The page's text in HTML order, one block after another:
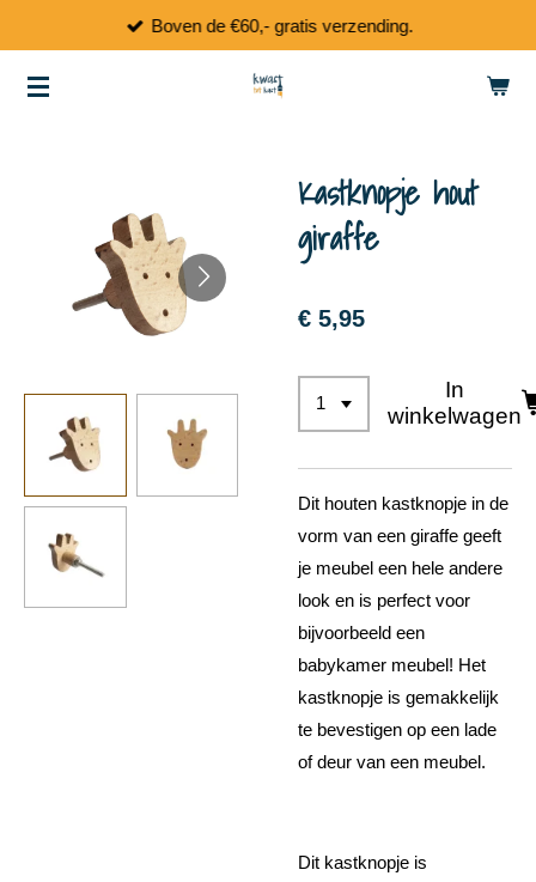
naar
Boven de €60,- gratis verzending.
Kastknopje hout
giraffe
€ 5,95
In
winkelwagen
Dit houten kastknopje in de
vorm van een giraffe geeft
je meubel een hele andere
look en is perfect voor
bijvoorbeeld een
babykamer meubel! Het
kastknopje is gemakkelijk
te bevestigen op een lade
of deur van een meubel.
Dit kastknopje is